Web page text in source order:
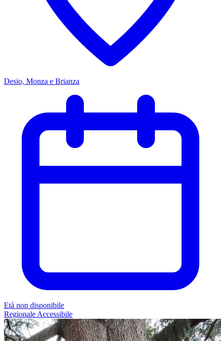
Desio, Monza e Brianza
Età non disponibile
Regionale Accessibile